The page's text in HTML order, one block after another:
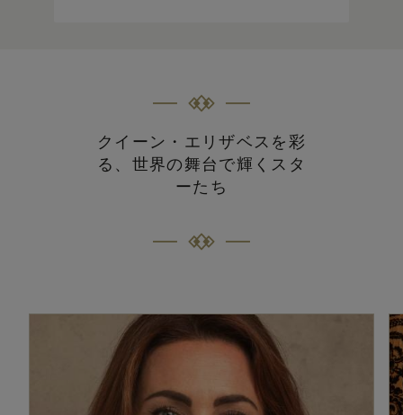
クイーン・エリザベスを彩
る、世界の舞台で輝くスタ
ーたち